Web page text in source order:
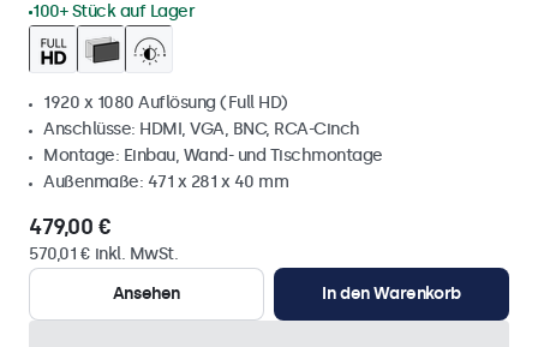
100+ Stück auf Lager
1920 x 1080 Auflösung (Full HD)
Anschlüsse: HDMI, VGA, BNC, RCA-Cinch
Montage: Einbau, Wand- und Tischmontage
Außenmaße: 471 x 281 x 40 mm
479,00 €
570,01 € inkl. MwSt.
Ansehen
In den Warenkorb